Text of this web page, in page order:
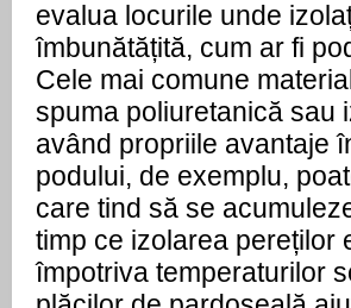
evalua locurile unde
îmbunătățită, cum ar fi
Cele mai comune
spuma poliuretanică sau
având propriile avantaje
podului, de exemplu,
care tind să se
timp ce izolarea pereților
împotriva temperaturilor